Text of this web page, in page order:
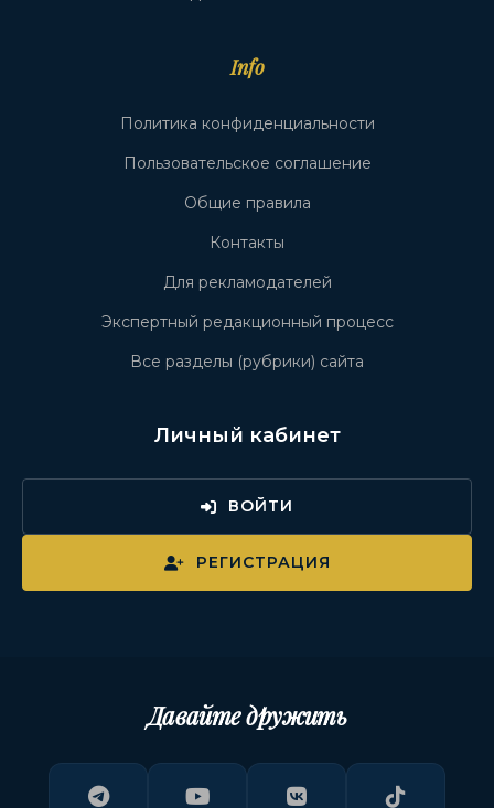
Info
Политика конфиденциальности
Пользовательское соглашение
Общие правила
Контакты
Для рекламодателей
Экспертный редакционный процесс
Все разделы (рубрики) сайта
Личный кабинет
ВОЙТИ
РЕГИСТРАЦИЯ
Давайте дружить